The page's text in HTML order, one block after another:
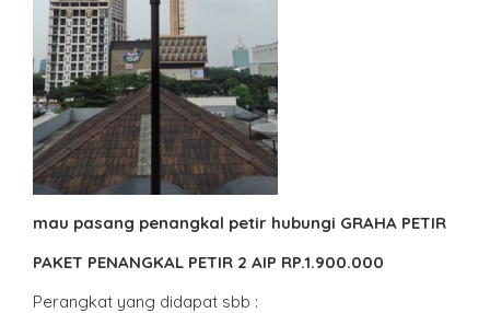
mau pasang penangkal petir hubungi GRAHA PETIR
PAKET PENANGKAL PETIR 2 AIP RP.1.900.000
Perangkat yang didapat sbb :